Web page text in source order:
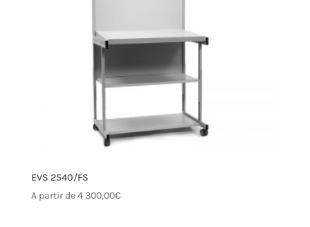
EVS 2540/FS
A partir de4 300,00€